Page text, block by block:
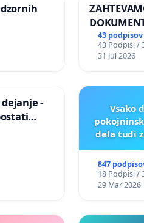
ILEGALNI
43 podpisov
43 Podpisi /
31 Jul 2026
-
Vsako
dela tudi
847
18 Podpisi /
29 Mar 2026